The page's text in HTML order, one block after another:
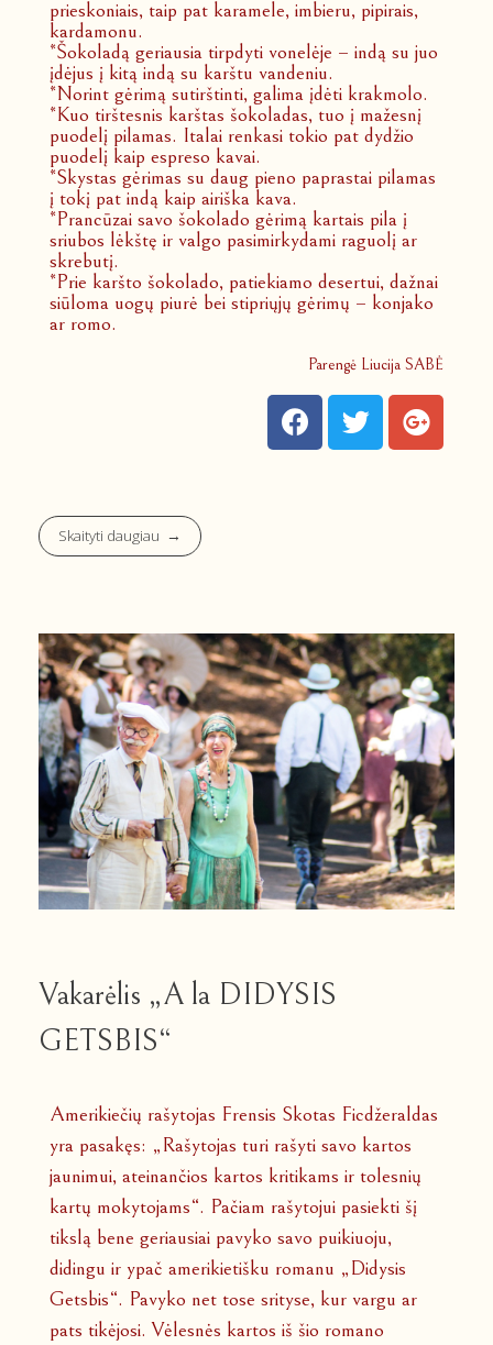
prieskoniais, taip pat karamele, imbieru, pipirais,
kardamonu.
*Šokoladą geriausia tirpdyti vonelėje – indą su juo
įdėjus į kitą indą su karštu vandeniu.
*Norint gėrimą sutirštinti, galima įdėti krakmolo.
*Kuo tirštesnis karštas šokoladas, tuo į mažesnį
puodelį pilamas. Italai renkasi tokio pat dydžio
puodelį kaip espreso kavai.
*Skystas gėrimas su daug pieno paprastai pilamas
į tokį pat indą kaip airiška kava.
*Prancūzai savo šokolado gėrimą kartais pila į
sriubos lėkštę ir valgo pasimirkydami raguolį ar
skrebutį.
*Prie karšto šokolado, patiekiamo desertui, dažnai
siūloma uogų piurė bei stipriųjų gėrimų – konjako
ar romo.
Parengė Liucija SABĖ
Skaityti daugiau
Vakarėlis „A la DIDYSIS
GETSBIS“
Amerikiečių rašytojas Frensis Skotas Ficdžeraldas
yra pasakęs: „Rašytojas turi rašyti savo kartos
jaunimui, ateinančios kartos kritikams ir tolesnių
kartų mokytojams“. Pačiam rašytojui pasiekti šį
tikslą bene geriausiai pavyko savo puikiuoju,
didingu ir ypač amerikietišku romanu „Didysis
Getsbis“. Pavyko net tose srityse, kur vargu ar
pats tikėjosi. Vėlesnės kartos iš šio romano